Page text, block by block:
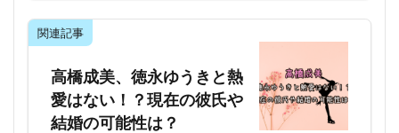
関連記事
高橋成美、徳永ゆうきと熱
愛はない！？現在の彼氏や
結婚の可能性は？